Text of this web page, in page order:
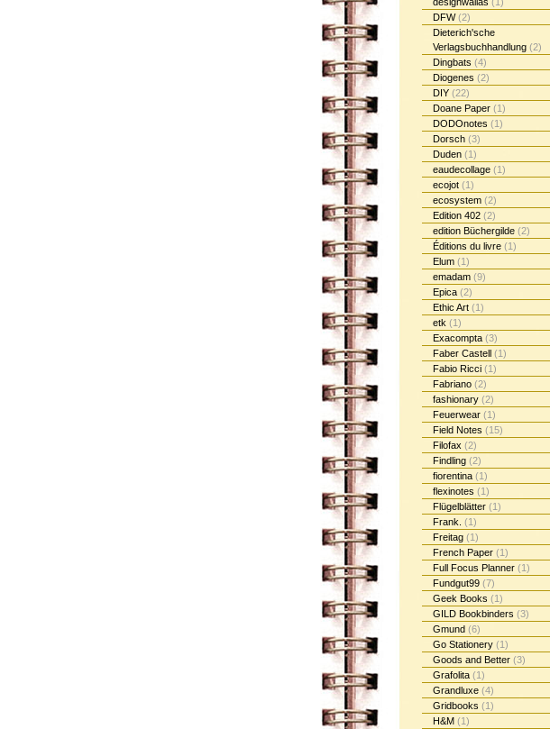
DFW(2)
Dieterich'sche
Verlagsbuchhandlung (2)
Dingbats (4)
Diogenes (2)
DIY (22)
Doane Paper (1)
DODOnotes (1)
Dorsch (3)
Duden (1)
eaudecollage (1)
ecojot (1)
ecosystem (2)
Edition 402 (2)
edition Büchergilde (2)
Éditions du livre (1)
Elum (1)
emadam (9)
Epica (2)
Ethic Art (1)
etk (1)
Exacompta (3)
Faber Castell (1)
Fabio Ricci (1)
Fabriano (2)
fashionary (2)
Feuerwear (1)
Field Notes (15)
Filofax (2)
Findling (2)
fiorentina (1)
flexinotes (1)
Flügelblätter (1)
Frank. (1)
Freitag (1)
French Paper (1)
Full Focus Planner (1)
Fundgut99 (7)
Geek Books (1)
GILD Bookbinders (3)
Gmund (6)
Go Stationery (1)
Goods and Better (3)
Grafolita (1)
Grandluxe (4)
Gridbooks (1)
H&M (1)